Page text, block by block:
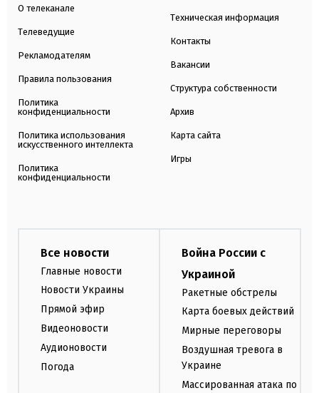
О телеканале
Телеведущие
Рекламодателям
Правила пользования
Политика
конфиденциальности
Политика использования
искусственного интеллекта
Политика
конфиденциальности
Техническая информация
Контакты
Вакансии
Структура собственности
Архив
Карта сайта
Игры
Все новости
Главные новости
Новости Украины
Прямой эфир
Видеоновости
Аудионовости
Погода
Война России с
Украиной
Ракетные обстрелы
Карта боевых действий
Мирные переговоры
Воздушная тревога в
Украине
Массированная атака по